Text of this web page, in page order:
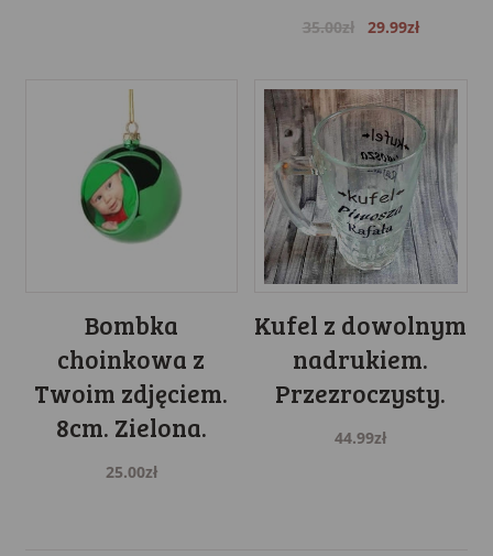
35.00zł
Original
35.00zł.
29.99złCurrent
29.99zł.
Bombka
choinkowa z
Twoim zdjęciem.
8cm. Zielona.
25.00zł
Kufel z dowolnym
nadrukiem.
Przezroczysty.
44.99zł